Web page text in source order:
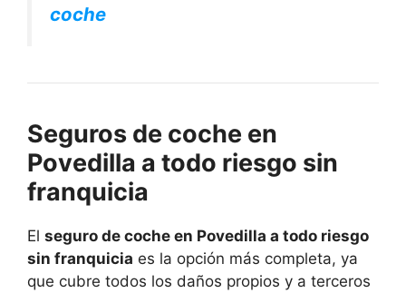
coche
Seguros de coche en
Povedilla a todo riesgo sin
franquicia
El seguro de coche en Povedilla a todo riesgo
sin franquicia es la opción más completa, ya
que cubre todos los daños propios y a terceros